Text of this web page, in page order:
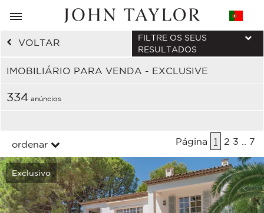
VOLTAR
IMOBILIÁRIO PARA VENDA - EXCLUSIVE
FILTRE OS SEUS
RESULTADOS
334 anúncios
ordenar Página 1 2 3 7
Exclusivo